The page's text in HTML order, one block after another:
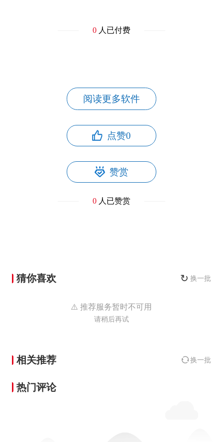
0人已付费
阅读更多软件
点赞0
赞赏
0人已赞赏
猜你喜欢 ↻ 换一批
⚠️ 推荐服务暂时不可用
请稍后再试
相关推荐 换一批
热门评论